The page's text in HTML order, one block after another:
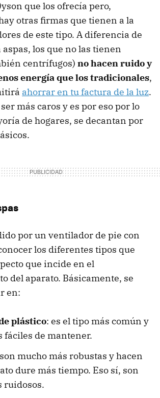
que los ofrecía pero,
otras firmas que tienen a la
de este tipo. A diferencia de
los que no las tienen
centrífugos) no hacen ruido y
energía que los tradicionales,
ahorrar en tu factura de la luz.
más caros y es por eso por lo
de hogares, se decantan por
por un ventilador de pie con
los diferentes tipos que
que incide en el
del aparato. Básicamente, se
en:
plástico: es el tipo más común y
fáciles de mantener.
mucho más robustas y hacen
dure más tiempo. Eso sí, son
ruidosos.